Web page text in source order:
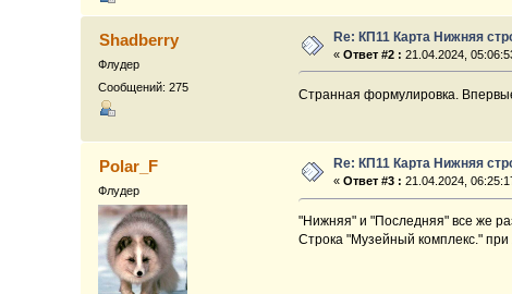
Shadberry
Флудер
Сообщений: 275
Re: КП11 Карта Нижняя
«Ответ #2 : 21.04.2024,
Странная формулировка.
Polar_F
Флудер
Re: КП11 Карта Нижняя
«Ответ #3 : 21.04.2024,
"Нижняя" и "Последняя" все же
Строка "Музейный комплекс." при